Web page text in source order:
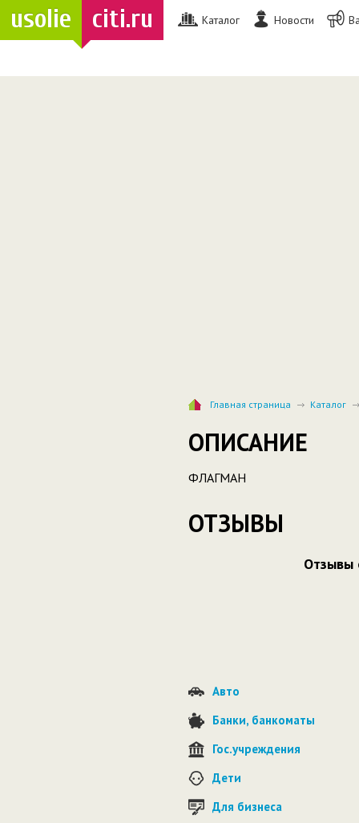
usolie citi.ru Каталог Новости
Главная страница Каталог
ОПИСАНИЕ
ФЛАГМАН
ОТЗЫВЫ
Отзывы
Авто
Банки, банкоматы
Гос.учреждения
Дети
Для бизнеса